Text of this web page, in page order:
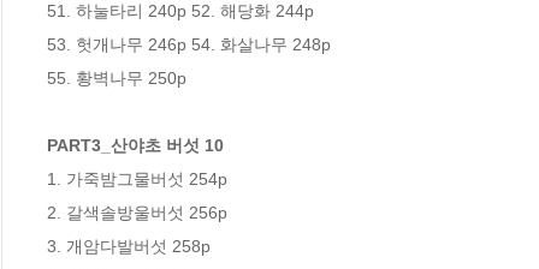
51. 하눌타리 240p 52. 해당화 244p
53. 헛개나무 246p 54. 화살나무 248p
55. 황벽나무 250p
PART3_산야초 버섯 10
1. 가죽밤그물버섯 254p
2. 갈색솔방울버섯 256p
3. 개암다발버섯 258p